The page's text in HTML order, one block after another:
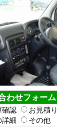
わせフォーム
確認
お見積り
詳細
その他